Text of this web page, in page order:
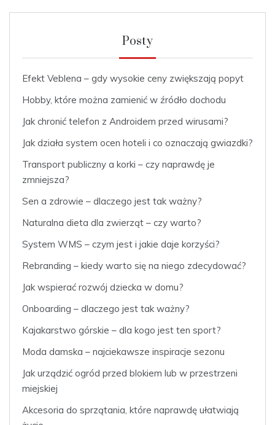
Posty
Efekt Veblena – gdy wysokie ceny zwiększają popyt
Hobby, które można zamienić w źródło dochodu
Jak chronić telefon z Androidem przed wirusami?
Jak działa system ocen hoteli i co oznaczają gwiazdki?
Transport publiczny a korki – czy naprawdę je
zmniejsza?
Sen a zdrowie – dlaczego jest tak ważny?
Naturalna dieta dla zwierząt – czy warto?
System WMS – czym jest i jakie daje korzyści?
Rebranding – kiedy warto się na niego zdecydować?
Jak wspierać rozwój dziecka w domu?
Onboarding – dlaczego jest tak ważny?
Kajakarstwo górskie – dla kogo jest ten sport?
Moda damska – najciekawsze inspiracje sezonu
Jak urządzić ogród przed blokiem lub w przestrzeni
miejskiej
Akcesoria do sprzątania, które naprawdę ułatwiają